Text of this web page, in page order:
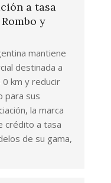
a tasa
y
mantiene
destinada a
0 km y reducir
para sus
la marca
crédito a tasa
de su gama,